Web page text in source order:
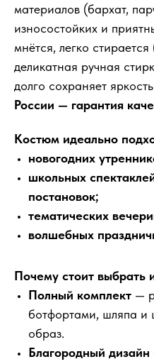
материалов (бархат,
износостойких и
мнётся, легко
деликатная ручная
долго сохраняет
России — гарантия
Костюм идеально
новогодних
школьных
постановок;
тематических
волшебных
Почему стоит выбрать
Полный комплект —
ботфортами, шляпа и
образ.
Благородный дизайн